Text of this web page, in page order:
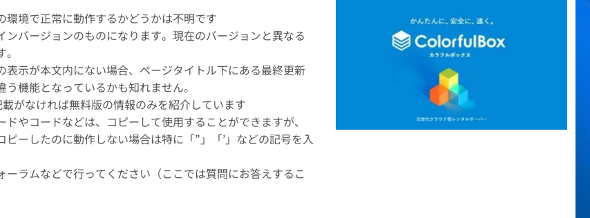
境で正常に動作するかどうかは不明です
バージョンのものになります。現在のバージョンと異なる
示が本文内にない場合、ページタイトル下にある最終更新
機能となっているかも知れません。
がなければ無料版の情報のみを紹介しています
やコードなどは、コピーして使用することができますが、
ーしたのに動作しない場合は特に「”」「’」などの記号を入
ラムなどで行ってください（ここでは質問にお答えするこ